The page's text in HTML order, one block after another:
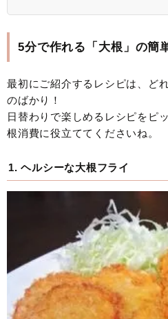
5分で作れる「大根」の簡
最初にご紹介するレシピは、ど
のばかり！
日替わりで楽しめるレシピをピ
根消費に役立ててくださいね。
1. ヘルシーな大根フライ